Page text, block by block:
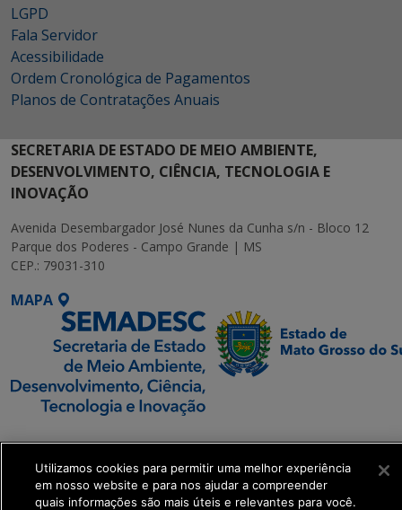
LGPD
Fala Servidor
Acessibilidade
Ordem Cronológica de Pagamentos
Planos de Contratações Anuais
SECRETARIA DE ESTADO DE MEIO AMBIENTE,
DESENVOLVIMENTO, CIÊNCIA, TECNOLOGIA E
INOVAÇÃO
Avenida Desembargador José Nunes da Cunha s/n - Bloco 12
Parque dos Poderes - Campo Grande | MS
CEP.: 79031-310
MAPA
SETDIG | Secretaria-
Executiva de
Transformação Digital
Utilizamos cookies para permitir uma melhor experiência
em nosso website e para nos ajudar a compreender
quais informações são mais úteis e relevantes para você.